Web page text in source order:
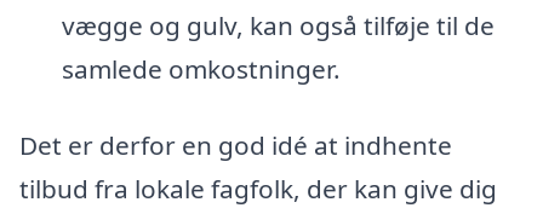
vægge og gulv, kan også tilføje til de
samlede omkostninger.
Det er derfor en god idé at indhente
tilbud fra lokale fagfolk, der kan give dig